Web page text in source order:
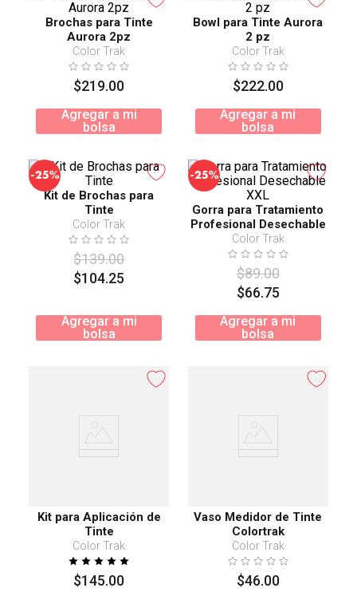
Brochas para Tinte
Aurora 2pz
Color Trak
$219.00
Agregar a mi
bolsa
Bowl para Tinte Aurora
2 pz
Color Trak
$222.00
Agregar a mi
bolsa
-25%
Kit de Brochas para
Tinte
Color Trak
$139.00
$104.25
Agregar a mi
bolsa
-25%
Gorra para Tratamiento
Profesional Desechable
XXL
Color Trak
$89.00
$66.75
Agregar a mi
bolsa
Kit para Aplicación de
Tinte
Color Trak
$145.00
Vaso Medidor de Tinte
Colortrak
Color Trak
$46.00